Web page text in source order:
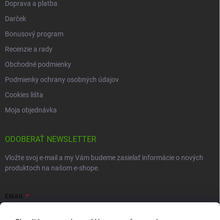
Doprava a platba
Darček
Bonusový program
Recenzie a rady
Obchodné podmienky
Podmienky ochrany osobných údajov
Cookies lišta
Moja objednávka
ODOBERAŤ NEWSLETTER
Vložte svoj e-mail a my Vám budeme zasielať informácie o nových
produktoch na našom e-shope.
EMAIL